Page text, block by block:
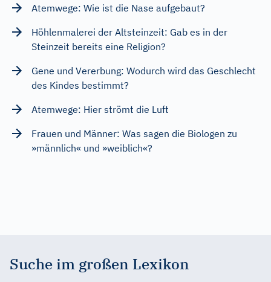
Atemwege: Wie ist die Nase aufgebaut?
Höhlenmalerei der Altsteinzeit: Gab es in der
Steinzeit bereits eine Religion?
Gene und Vererbung: Wodurch wird das Geschlecht
des Kindes bestimmt?
Atemwege: Hier strömt die Luft
Frauen und Männer: Was sagen die Biologen zu
»männlich« und »weiblich«?
Suche im großen Lexikon